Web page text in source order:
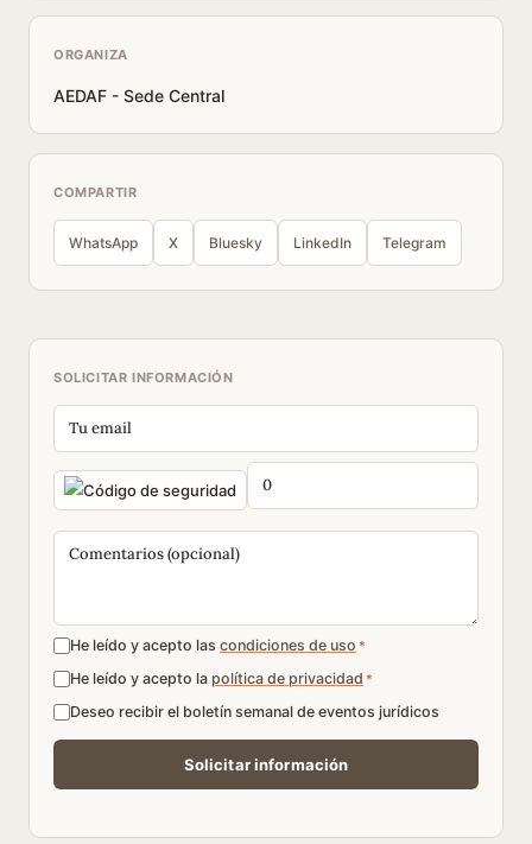
ORGANIZA
AEDAF - Sede Central
COMPARTIR
WhatsApp X Bluesky LinkedIn Telegram
SOLICITAR INFORMACIÓN
He leído y acepto las condiciones de uso *
He leído y acepto la política de privacidad *
Deseo recibir el boletín semanal de eventos jurídicos